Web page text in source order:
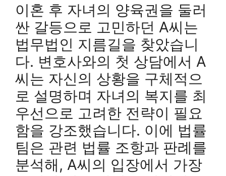
이혼 후 자녀의 양육권을 둘러
싼 갈등으로 고민하던 A씨는
법무법인 지름길을 찾았습니
다. 변호사와의 첫 상담에서 A
씨는 자신의 상황을 구체적으
로 설명하며 자녀의 복지를 최
우선으로 고려한 전략이 필요
함을 강조했습니다. 이에 법률
팀은 관련 법률 조항과 판례를
분석해, A씨의 입장에서 가장